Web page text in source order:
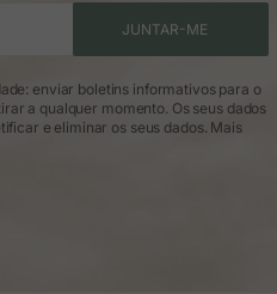
JUNTAR-ME
enviar boletins informativos para o
a qualquer momento. Os seus dados
e eliminar os seus dados. Mais